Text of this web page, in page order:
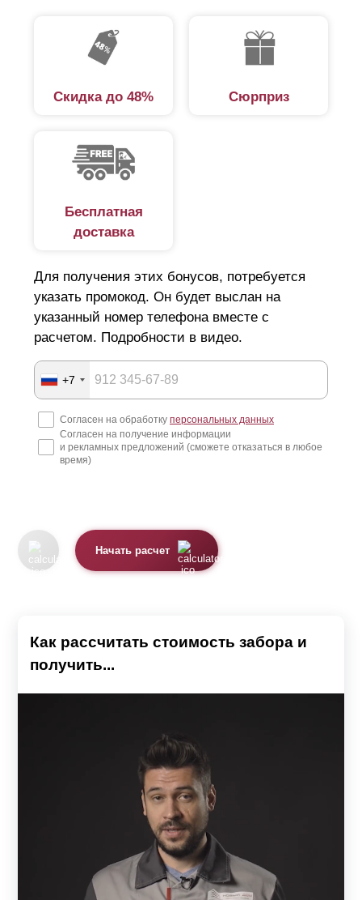
Скидка до 48% Сюрприз
Бесплатная
доставка
Для получения этих бонусов, потребуется
указать промокод. Он будет выслан на
указанный номер телефона вместе с
расчетом. Подробности в видео.
+7
Согласен на обработку персональных данных
Согласен на получение информации
и рекламных предложений (сможете отказаться в любое
время)
Начать расчет
Как рассчитать стоимость забора и
получить...